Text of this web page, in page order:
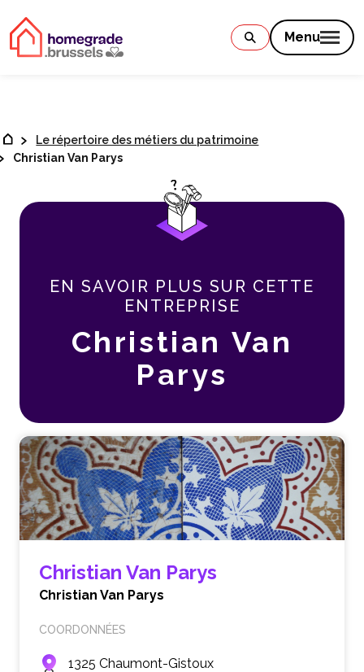
Menu
Le répertoire des métiers du patrimoine
Christian Van Parys
EN SAVOIR PLUS SUR CETTE
ENTREPRISE
Christian Van
Parys
Christian Van Parys
Christian Van Parys
COORDONNÉES
1325 Chaumont-Gistoux